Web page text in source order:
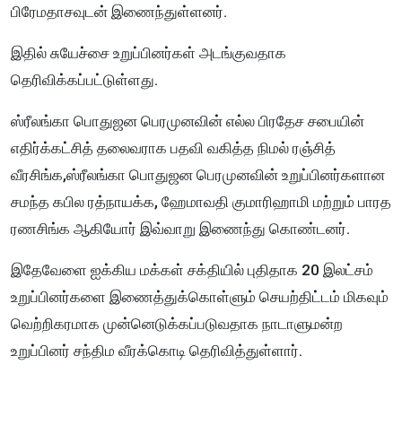
பிரேமதாசவுடன் இணைந்துள்ளனர்.
இதில் சுயேச்சை உறுப்பினர்கள் அடங்குவதாக
தெரிவிக்கப்பட்டுள்ளது.
ஸ்ரீலங்கா பொதுஜன பெரமுனவின் எல்ல பிரதேச சபையின்
எதிர்க்கட்சித் தலைவராக பதவி வகித்த நிமல் ரஞ்சித்
வீரசிங்க,ஸ்ரீலங்கா பொதுஜன பெரமுனவின் உறுப்பினர்களான
சமந்த கபில ரத்நாயக்க, ஹேமாவதி குமாரிஹாமி மற்றும் பாரத
ரணசிங்க ஆகியோர் இவ்வாறு இணைந்து கொண்டனர்.
இதேவேளை ஐக்கிய மக்கள் சக்தியில் புதிதாக 20 இலட்சம்
உறுப்பினர்களை இணைத்துக்கொள்ளும் செயற்திட்டம் மிகவும்
வெற்றிகரமாக முன்னெடுக்கப்படுவதாக நாடாளுமன்ற
உறுப்பினர் சந்திம வீரக்கொடி தெரிவித்துள்ளார்.